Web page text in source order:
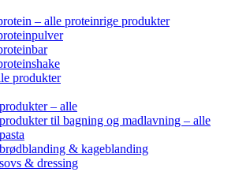
– alle proteinrige produkter
produkter
– alle
til bagning og madlavning – alle
& kageblanding
& dressing